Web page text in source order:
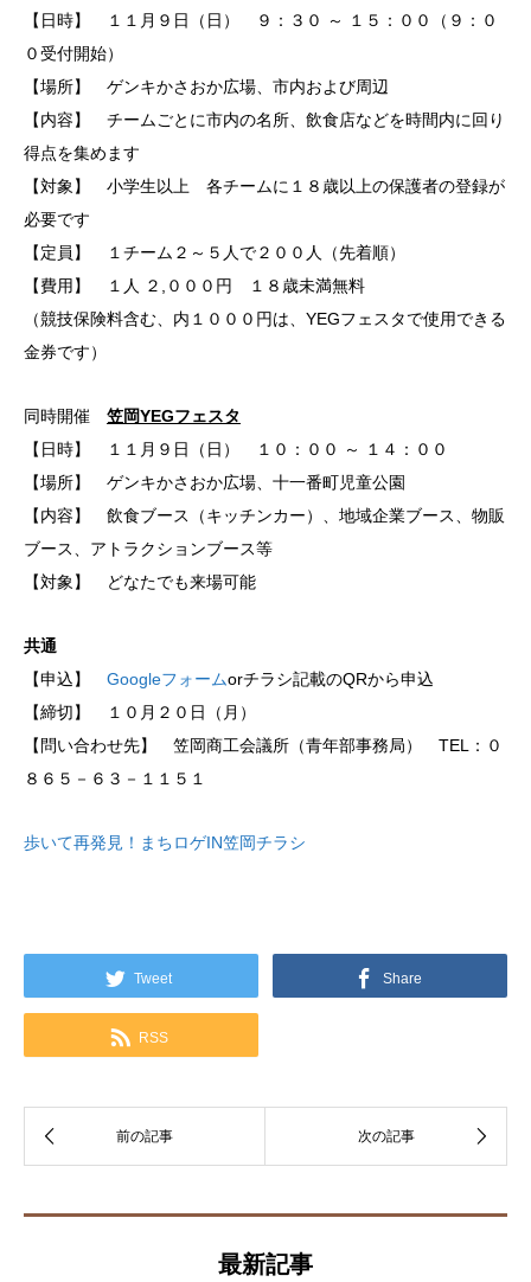
【日時】 １１月９日（日） ９：３０ ～ １５：００（９：０
０受付開始）
【場所】 ゲンキかさおか広場、市内および周辺
【内容】 チームごとに市内の名所、飲食店などを時間内に回り
得点を集めます
【対象】 小学生以上 各チームに１８歳以上の保護者の登録が
必要です
【定員】 １チーム２～５人で２００人（先着順）
【費用】 １人 ２,０００円 １８歳未満無料
（競技保険料含む、内１０００円は、YEGフェスタで使用できる
金券です）
同時開催
笠岡YEGフェスタ
【日時】 １１月９日（日） １０：００ ～ １４：００
【場所】 ゲンキかさおか広場、十一番町児童公園
【内容】 飲食ブース（キッチンカー）、地域企業ブース、物販
ブース、アトラクションブース等
【対象】 どなたでも来場可能
共通
【申込】 Googleフォームorチラシ記載のQRから申込
【締切】 １０月２０日（月）
【問い合わせ先】 笠岡商工会議所（青年部事務局） TEL：０
８６５－６３－１１５１
歩いて再発見！まちロゲIN笠岡チラシ
Tweet Share
RSS
最新記事